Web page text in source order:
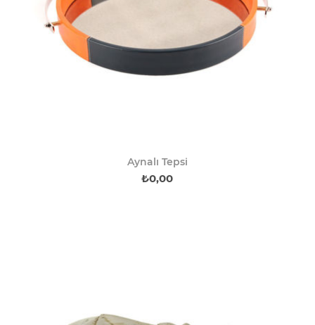
Aynalı Tepsi
₺0,00